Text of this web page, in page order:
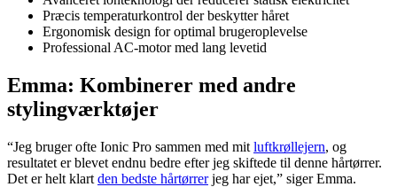
Præcis temperaturkontrol der beskytter håret
Ergonomisk design for optimal brugeroplevelse
Professional AC-motor med lang levetid
Emma: Kombinerer med andre
stylingværktøjer
“Jeg bruger ofte Ionic Pro sammen med mit luftkrøllejern, og
resultatet er blevet endnu bedre efter jeg skiftede til denne hårtørrer.
Det er helt klart den bedste hårtørrerjeg har ejet,” siger Emma.